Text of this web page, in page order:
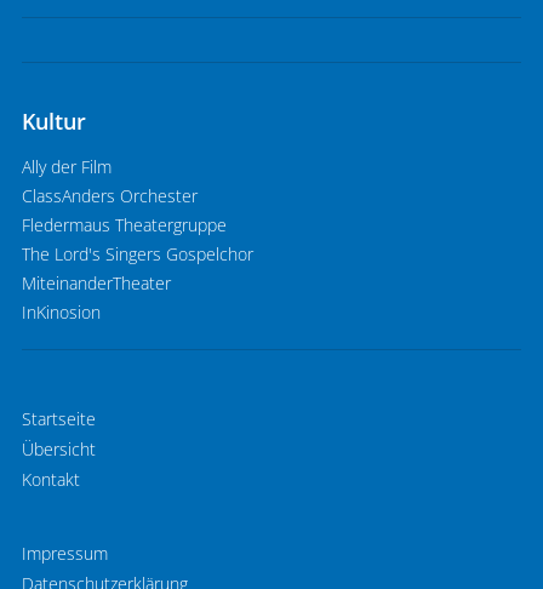
Kultur
Ally der Film
ClassAnders Orchester
Fledermaus Theatergruppe
The Lord's Singers Gospelchor
MiteinanderTheater
InKinosion
Startseite
Übersicht
Kontakt
Impressum
Datenschutzerklärung